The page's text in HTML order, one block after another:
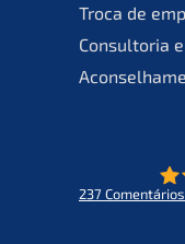
Troca de
Consult­oria
237